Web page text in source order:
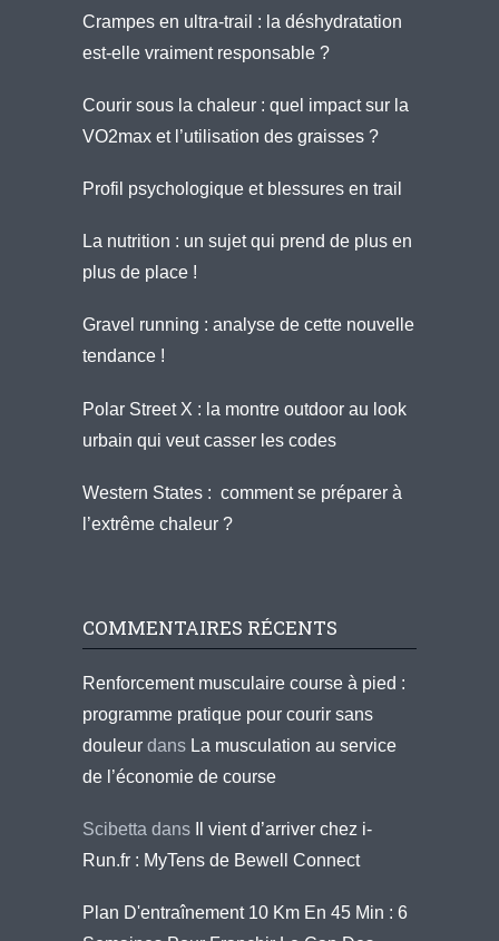
Crampes en ultra-trail : la déshydratation
est-elle vraiment responsable ?
Courir sous la chaleur : quel impact sur la
VO2max et l’utilisation des graisses ?
Profil psychologique et blessures en trail
La nutrition : un sujet qui prend de plus en
plus de place !
Gravel running : analyse de cette nouvelle
tendance !
Polar Street X : la montre outdoor au look
urbain qui veut casser les codes
Western States : comment se préparer à
l’extrême chaleur ?
COMMENTAIRES RÉCENTS
Renforcement musculaire course à pied :
programme pratique pour courir sans
douleur dans La musculation au service
de l’économie de course
Scibetta dans
Il vient d’arriver chez i-
Run.fr : MyTens de Bewell Connect
Plan D'entraînement 10 Km En 45 Min : 6